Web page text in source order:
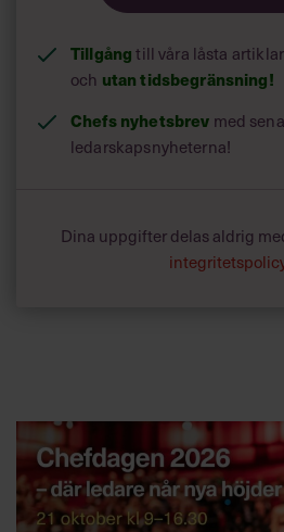
Tillgång till våra låsta
och utan tidsbegränsning!
Chefs nyhetsbrev med
ledarskapsnyheterna!
Dina uppgifter delas aldrig